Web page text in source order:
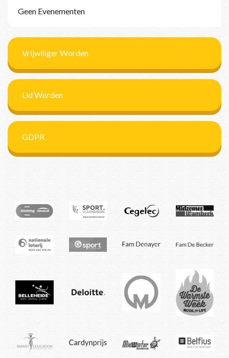
Geen Evenementen
Vrijwiliger Worden
Lid Worden
GDPR